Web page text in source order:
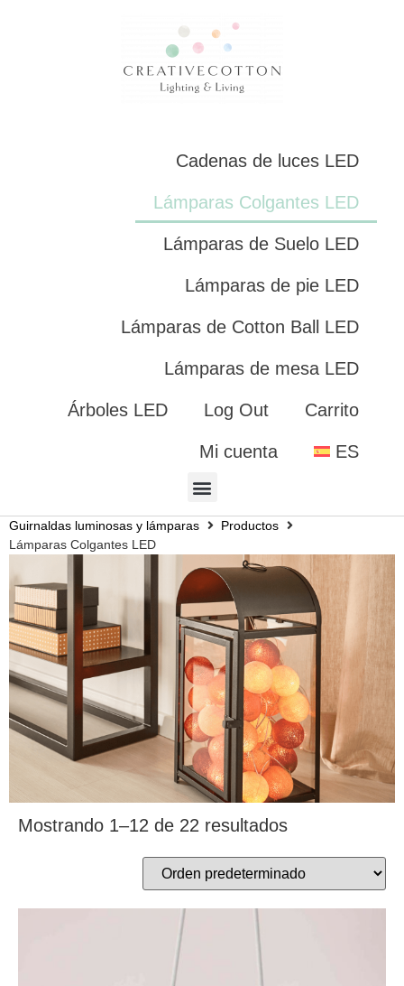
Cadenas de luces LED
Lámparas Colgantes LED
Lámparas de Suelo LED
Lámparas de pie LED
Lámparas de Cotton Ball LED
Lámparas de mesa LED
Árboles LED Log Out Carrito
Mi cuenta ES
Guirnaldas luminosas y lámparas
Productos
Lámparas Colgantes LED
Mostrando 1–12 de 22 resultados